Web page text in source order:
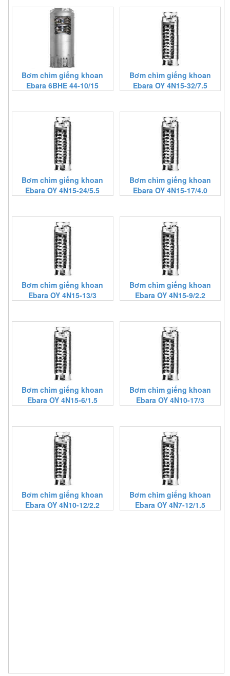
Bơm chìm giếng khoan
Ebara 6BHE 44-10/15
Bơm chìm giếng khoan
Ebara OY 4N15-32/7.5
Bơm chìm giếng khoan
Ebara OY 4N15-24/5.5
Bơm chìm giếng khoan
Ebara OY 4N15-17/4.0
Bơm chìm giếng khoan
Ebara OY 4N15-13/3
Bơm chìm giếng khoan
Ebara OY 4N15-9/2.2
Bơm chìm giếng khoan
Ebara OY 4N15-6/1.5
Bơm chìm giếng khoan
Ebara OY 4N10-17/3
Bơm chìm giếng khoan
Ebara OY 4N10-12/2.2
Bơm chìm giếng khoan
Ebara OY 4N7-12/1.5